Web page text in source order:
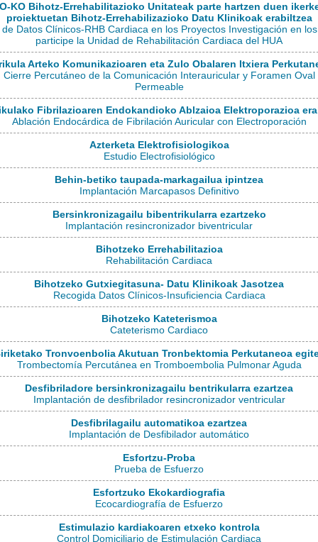
KO Bihotz-Errehabilitazioko Unitateak parte hartzen duen
proiektuetan Bihotz-Errehabilizazioko Datu Klinikoak erabiltzea
Datos Clínicos-RHB Cardiaca en los Proyectos Investigación en
participe la Unidad de Rehabilitación Cardiaca del HUA
Arteko Komunikazioaren eta Zulo Obalaren Itxiera
Cierre Percutáneo de la Comunicación Interauricular y Foramen Oval
Permeable
Fibrilazioaren Endokandioko Ablzaioa Elektroporazioa
Ablación Endocárdica de Fibrilación Auricular con Electroporación
Azterketa Elektrofisiologikoa
Estudio Electrofisiológico
Behin-betiko taupada-markagailua ipintzea
Implantación Marcapasos Definitivo
Bersinkronizagailu bibentrikularra ezartzeko
Implantación resincronizador biventricular
Bihotzeko Errehabilitazioa
Rehabilitación Cardiaca
Bihotzeko Gutxiegitasuna- Datu Klinikoak Jasotzea
Recogida Datos Clínicos-Insuficiencia Cardiaca
Bihotzeko Kateterismoa
Cateterismo Cardiaco
Tronvoenbolia Akutuan Tronbektomia Perkutaneoa
Trombectomía Percutánea en Tromboembolia Pulmonar Aguda
Desfibriladore bersinkronizagailu bentrikularra ezartzea
Implantación de desfibrilador resincronizador ventricular
Desfibrilagailu automatikoa ezartzea
Implantación de Desfibilador automático
Esfortzu-Proba
Prueba de Esfuerzo
Esfortzuko Ekokardiografia
Ecocardiografía de Esfuerzo
Estimulazio kardiakoaren etxeko kontrola
Control Domiciliario de Estimulación Cardiaca